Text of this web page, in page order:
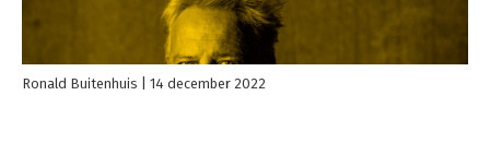
Ronald Buitenhuis 14 december 2022